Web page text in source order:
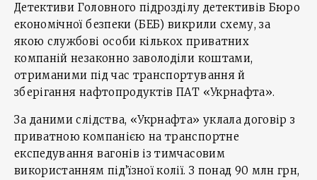
Детективи Головного підрозділу детективів Бюро
економічної безпеки (БЕБ) викрили схему, за
якою службові особи кількох приватних
компаній незаконно заволоділи коштами,
отриманими під час транспортування й
зберігання нафтопродуктів ПАТ «Укрнафта».
За даними слідства, «Укрнафта» уклала договір з
приватною компанією на транспортне
експедування вагонів із тимчасовим
використанням під’їзної колії. З понад 90 млн грн,